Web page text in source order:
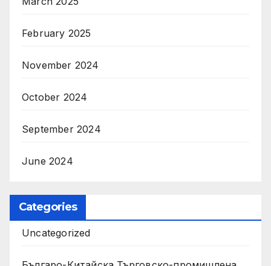
February 2025
November 2024
October 2024
September 2024
June 2024
Categories
Uncategorized